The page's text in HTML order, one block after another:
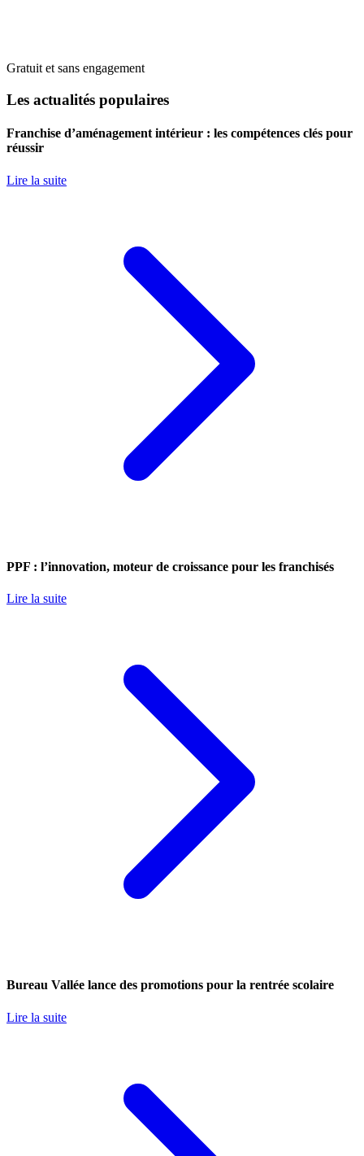
Gratuit et sans engagement
Les actualités populaires
Franchise d’aménagement intérieur : les compétences clés pour
réussir
Lire la suite
PPF : l’innovation, moteur de croissance pour les franchisés
Lire la suite
Bureau Vallée lance des promotions pour la rentrée scolaire
Lire la suite